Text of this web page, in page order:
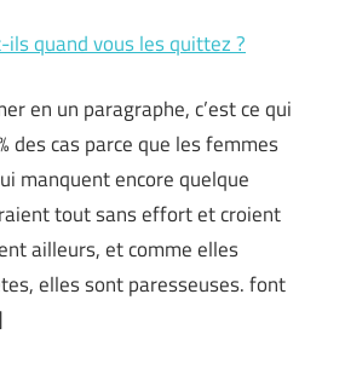
quand vous les quittez ?
en un paragraphe, c’est ce qui
des cas parce que les femmes
manquent encore quelque
tout sans effort et croient
ailleurs, et comme elles
elles sont paresseuses. font